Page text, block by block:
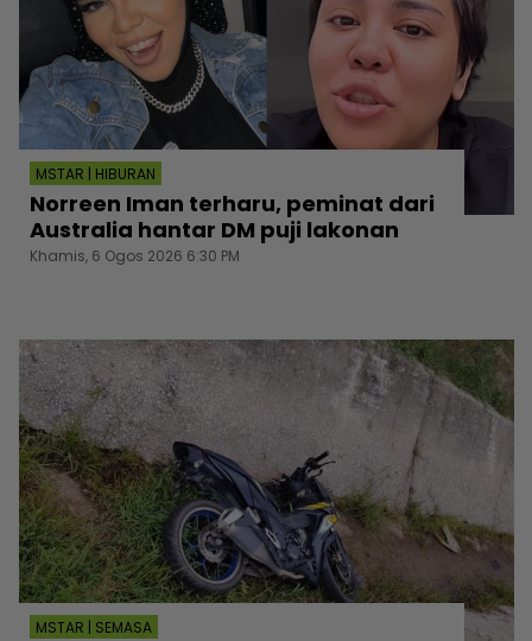
MSTAR | HIBURAN
Norreen Iman terharu, peminat dari
Australia hantar DM puji lakonan
Khamis, 6 Ogos 2026 6:30 PM
MSTAR | SEMASA